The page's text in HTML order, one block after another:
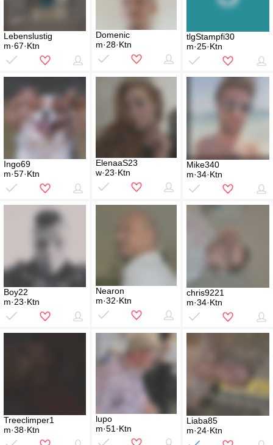
Lebenslustig
m·67·Ktn
Domenic
m·28·Ktn
tlgStampfi30
m·25·Ktn
Ingo69
m·57·Ktn
ElenaaS23
w·23·Ktn
Mike340
m·34·Ktn
Boy22
m·23·Ktn
Nearon
m·32·Ktn
chris9221
m·34·Ktn
Treeclimper1
m·38·Ktn
lupo
m·51·Ktn
Liaba85
m·24·Ktn